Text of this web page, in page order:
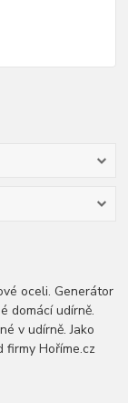
oceli. Generátor
domácí udírně.
v udírně. Jako
firmy Hoříme.cz